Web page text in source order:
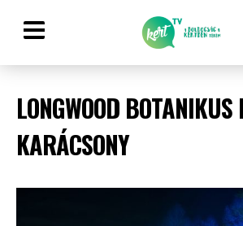
LONGWOOD BOTANIKUS
KARÁCSONY